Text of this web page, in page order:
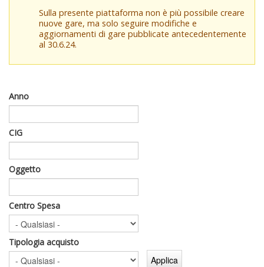
Sulla presente piattaforma non è più possibile creare
nuove gare, ma solo seguire modifiche e
aggiornamenti di gare pubblicate antecedentemente
al 30.6.24.
Anno
CIG
Oggetto
Centro Spesa
Tipologia acquisto